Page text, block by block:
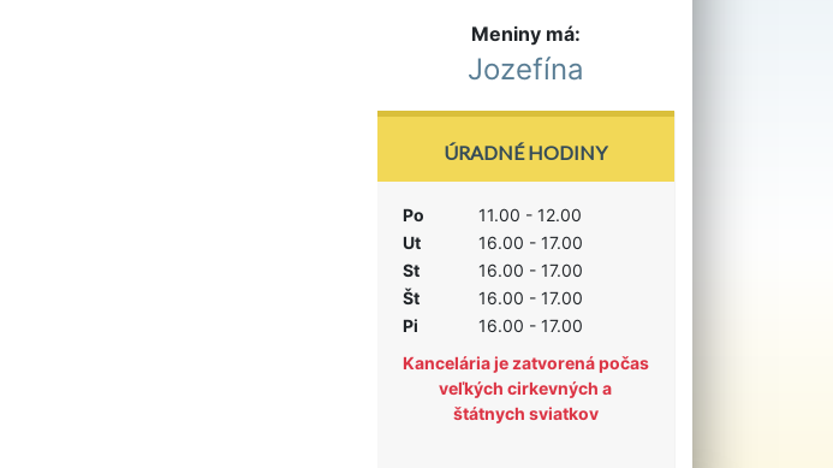
Meniny má:
Jozefína
ÚRADNÉ HODINY
Po
11.00 - 12.00
Ut
16.00 - 17.00
St
16.00 - 17.00
Št
16.00 - 17.00
Pi
16.00 - 17.00
Kancelária je zatvorená počas
veľkých cirkevných a
štátnych sviatkov